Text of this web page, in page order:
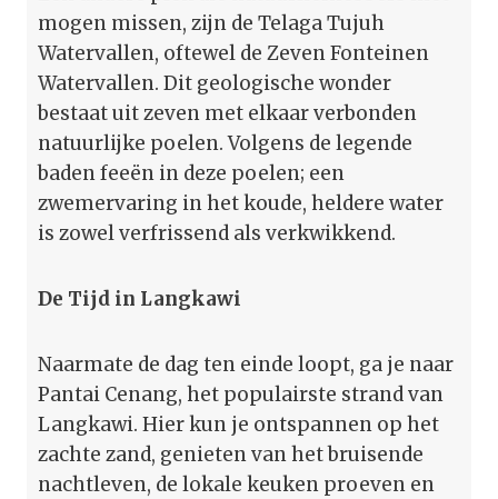
mogen missen, zijn de Telaga Tujuh
Watervallen, oftewel de Zeven Fonteinen
Watervallen. Dit geologische wonder
bestaat uit zeven met elkaar verbonden
natuurlijke poelen. Volgens de legende
baden feeën in deze poelen; een
zwemervaring in het koude, heldere water
is zowel verfrissend als verkwikkend.
De Tijd in Langkawi
Naarmate de dag ten einde loopt, ga je naar
Pantai Cenang, het populairste strand van
Langkawi. Hier kun je ontspannen op het
zachte zand, genieten van het bruisende
nachtleven, de lokale keuken proeven en